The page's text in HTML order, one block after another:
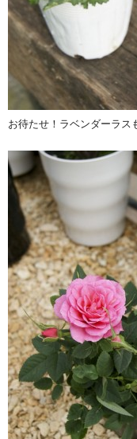
お待たせ！ラベンダーラス